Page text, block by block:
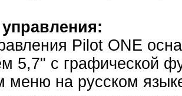
Pilot ONE
5,7" с графической
меню на русском